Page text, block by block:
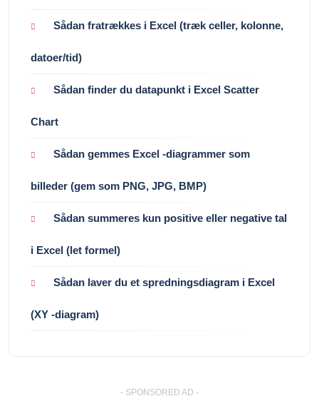
Sådan fratrækkes i Excel (træk celler, kolonne,
datoer/tid)
Sådan finder du datapunkt i Excel Scatter
Chart
Sådan gemmes Excel -diagrammer som
billeder (gem som PNG, JPG, BMP)
Sådan summeres kun positive eller negative tal
i Excel (let formel)
Sådan laver du et spredningsdiagram i Excel
(XY -diagram)
- SPONSORED AD -